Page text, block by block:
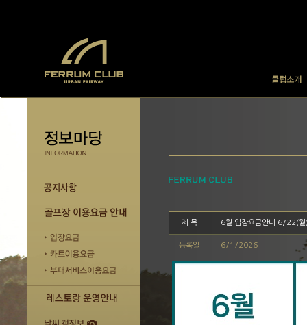
제 목 6월 입장요금안내 6/22(
등록일 6/1/2026